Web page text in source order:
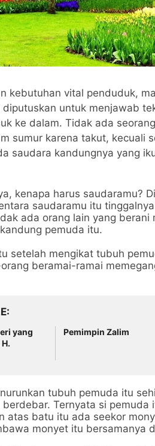
kebutuhan vital penduduk,
untuk menjawab
ke dalam. Tidak ada
sumur karena takut, kecuali
saudara kandungnya yang
kenapa harus saudaramu?
saudaramu itu
ada orang lain yang berani
pemuda itu.
setelah mengikat tubuh
beramai-ramai
yang
Pemimpin Zalim
tubuh pemuda itu
Ternyata si
atas batu itu ada seekor
monyet itu bersamanya